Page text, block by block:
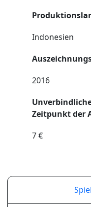
Indonesien
2016
Zeitpunkt der
7 €